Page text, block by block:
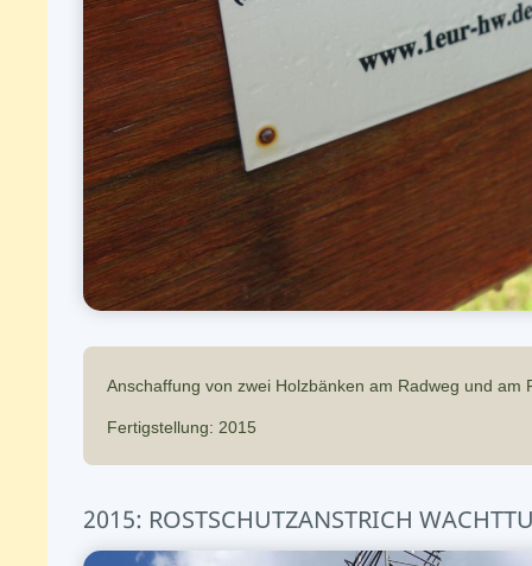
Anschaffung von zwei Holzbänken am Radweg und am
Fertigstellung: 2015
2015: ROSTSCHUTZANSTRICH